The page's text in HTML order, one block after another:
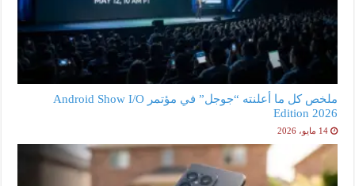
ملخص كل ما أعلنته “جوجل” في مؤتمر Android Show I/O
Edition 2026
14 مايو، 2026